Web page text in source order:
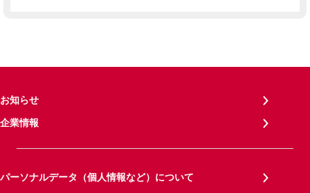
お知らせ
企業情報
パーソナルデータ（個人情報など）について